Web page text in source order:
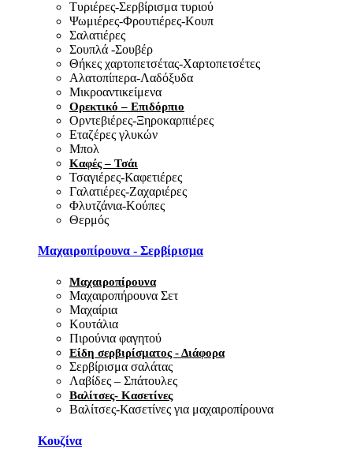
Τυριέρες-Σερβίρισμα τυριού
Ψωμιέρες-Φρουτιέρες-Κουπ
Σαλατιέρες
Σουπλά -Σουβέρ
Θήκες χαρτοπετσέτας-Χαρτοπετσέτες
Αλατοπίπερα-Λαδόξυδα
Μικροαντικείμενα
Ορεκτικό – Επιδόρπιο
Ορντεβιέρες-Ξηροκαρπιέρες
Εταζέρες γλυκών
Μπολ
Καφές – Τσάι
Τσαγιέρες-Καφετιέρες
Γαλατιέρες-Ζαχαριέρες
Φλυτζάνια-Κούπες
Θερμός
Μαχαιροπίρουνα - Σερβίρισμα
Μαχαιροπίρουνα
Μαχαιροπήρουνα Σετ
Μαχαίρια
Κουτάλια
Πιρούνια φαγητού
Είδη σερβιρίσματος - Διάφορα
Σερβίρισμα σαλάτας
Λαβίδες – Σπάτουλες
Βαλίτσες- Κασετίνες
Βαλίτσες-Κασετίνες για μαχαιροπίρουνα
Κουζίνα